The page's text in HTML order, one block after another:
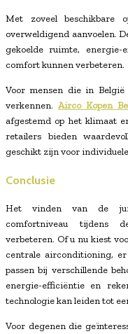
Met zoveel beschikbare
overweldigend aanvoelen.
gekoelde ruimte,
comfort kunnen verbeteren.
Voor mensen die in
verkennen. Airco Kopen
afgestemd op het klimaat
retailers bieden
geschikt zijn voor
Conclusie
Het vinden van de
comfortniveau tijdens
verbeteren. Of u nu kiest
centrale airconditioning,
passen bij verschillende
energie-efficiëntie en
technologie kan leiden tot
Voor degenen die